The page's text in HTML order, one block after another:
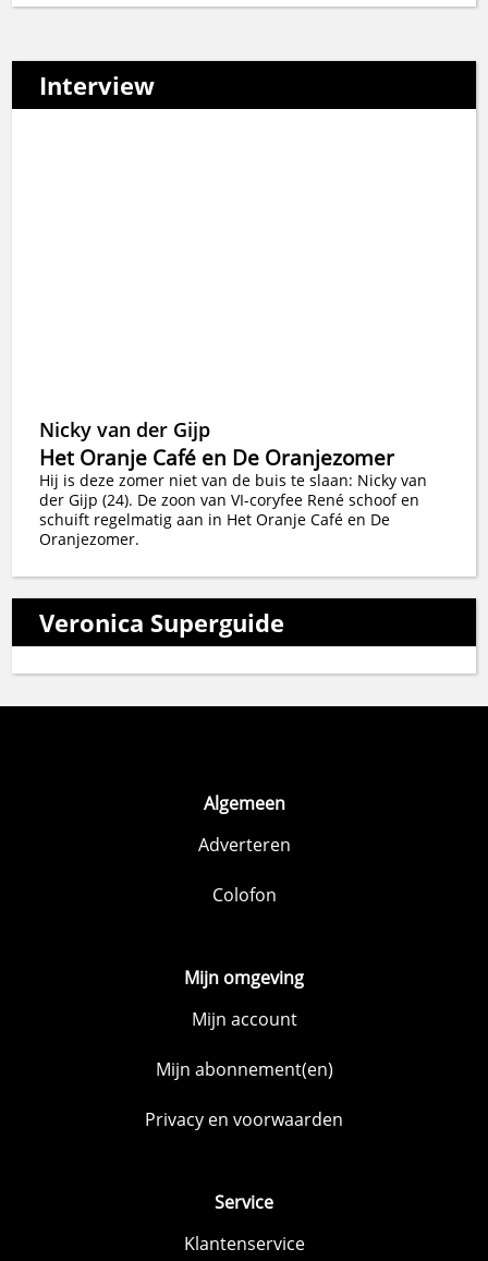
Interview
Nicky van der Gijp
Het Oranje Café en De Oranjezomer
Hij is deze zomer niet van de buis te slaan: Nicky van
der Gijp (24). De zoon van VI-coryfee René schoof en
schuift regelmatig aan in Het Oranje Café en De
Oranjezomer.
Veronica Superguide
Algemeen
Adverteren
Colofon
Mijn omgeving
Mijn account
Mijn abonnement(en)
Privacy en voorwaarden
Service
Klantenservice